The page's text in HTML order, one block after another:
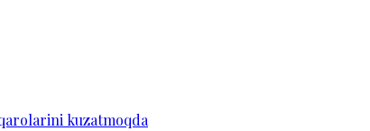
kuzatmoqda